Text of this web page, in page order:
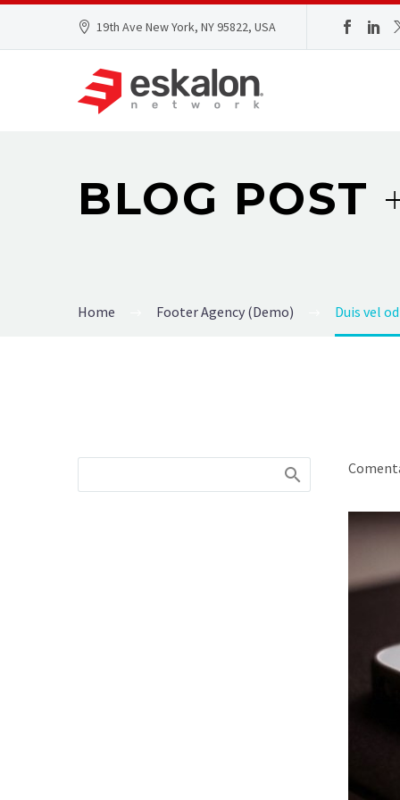
19th Ave New York, NY 95822, USA
BLOG POST
Home Footer Agency (Demo) Duis vel